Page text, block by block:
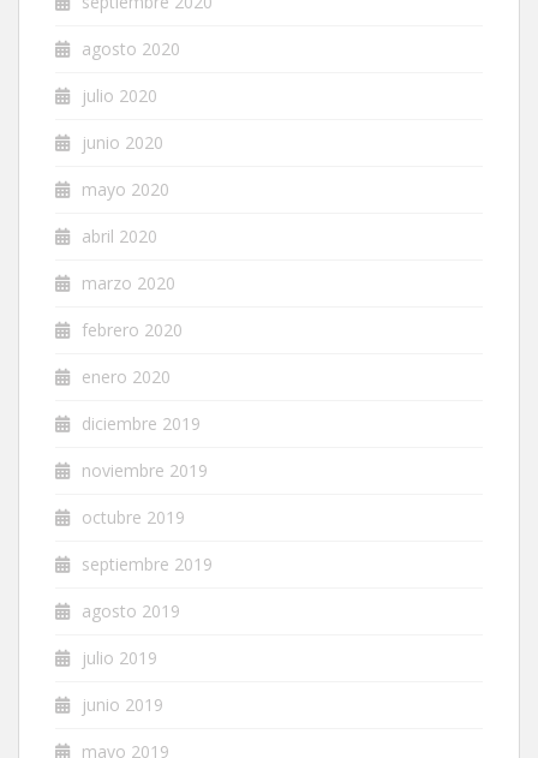
agosto 2020
julio 2020
junio 2020
mayo 2020
abril 2020
marzo 2020
febrero 2020
enero 2020
diciembre 2019
noviembre 2019
octubre 2019
septiembre 2019
agosto 2019
julio 2019
junio 2019
mayo 2019